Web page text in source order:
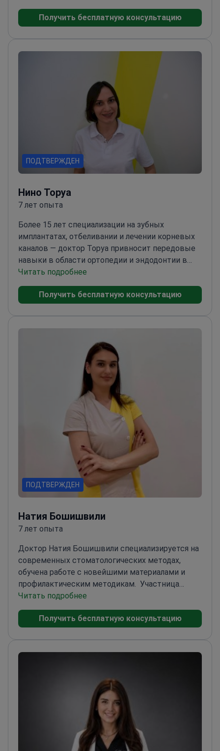
передовых методах костной пластики и
имплантацииПроходил обучение на
ГрузииЭксперт в области ортопедической
стоматологии и точных оттисковПолучил
академические награды за научный вклад
Получить бесплатную консультацию
ПОДТВЕРЖДЕН
Нино Торуа
7 лет опыта
Более 15 лет специализации на зубных
имплантатах, отбеливании и лечении корневых
каналов — доктор Торуа привносит передовые
навыки в области ортопедии и эндодонтии в
стоматологическую клинику
Спандерешвили. Обучение в области ортопедии,
эндодонтии и ортодонтииАкцент на комфорте
подходеВыполнение как рутинных, так и
сложных стоматологических процедур
Читать подробнее
Получить бесплатную консультацию
ПОДТВЕРЖДЕН
Натия Бошишвили
7 лет опыта
Доктор Натия Бошишвили специализируется на
современных стоматологических методах,
обучена работе с новейшими материалами и
профилактическим методикам. Участница
крупнейших стоматологических конгрессов в
ГрузииСертифицирована в области
современных стоматологических материалов и
квалификации по профилактике заболеваний
полости ртаАктивный участник международных
Читать подробнее
Получить бесплатную консультацию